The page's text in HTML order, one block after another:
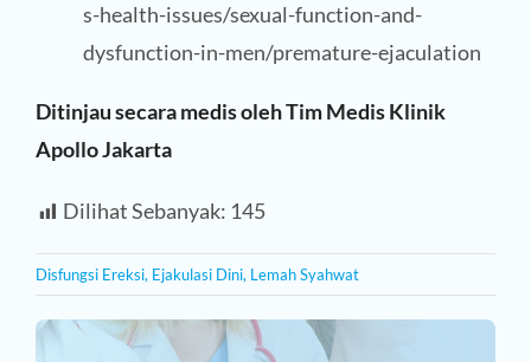
s-health-issues/sexual-function-and-
dysfunction-in-men/premature-ejaculation
Ditinjau secara medis oleh Tim Medis Klinik
Apollo Jakarta
Dilihat Sebanyak: 145
Disfungsi Ereksi, Ejakulasi Dini, Lemah Syahwat